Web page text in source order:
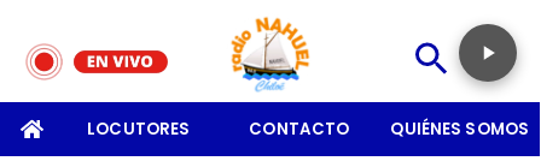
LOCUTORES CONTACTO QUIÉNES SOMOS